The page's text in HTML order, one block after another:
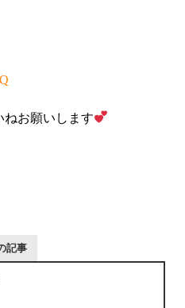
ねお願いします
記事